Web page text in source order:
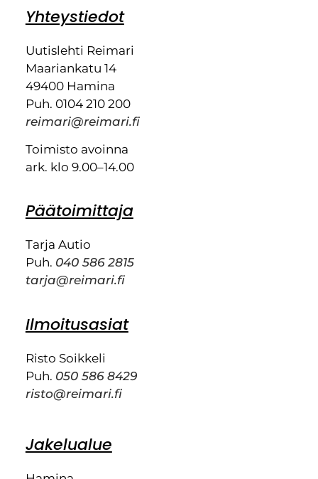
Yhteystiedot
Uutislehti Reimari
Maariankatu 14
49400 Hamina
Puh. 0104 210 200
reimari@reimari.fi
Toimisto avoinna
ark. klo 9.00–14.00
Päätoimittaja
Tarja Autio
Puh. 040 586 2815
tarja@reimari.fi
Ilmoitusasiat
Risto Soikkeli
Puh. 050 586 8429
risto@reimari.fi
Jakelualue